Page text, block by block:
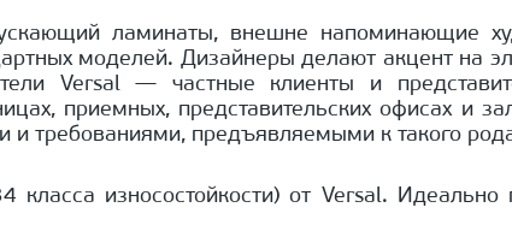
ламинаты, внешне напоминающие
моделей. Дизайнеры делают акцент на
Versal — частные клиенты и
приемных, представительских офисах и
и требованиями, предъявляемыми к такого
износостойкости) от Versal.